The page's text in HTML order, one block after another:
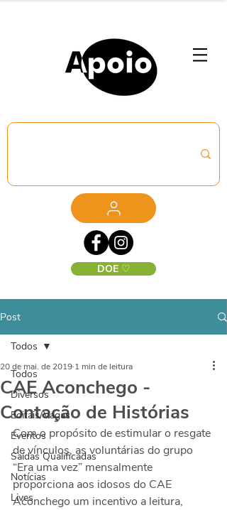
DOE ♡
Post
Todos
Diversos
Editais/Vagas
Eventos
Saídas Qualificadas
Notícias
Lives
Todos
CAE Aconchego -
Contação de Histórias
20 de mai. de 2019 1 min de leitura
Com o propósito de estimular o resgate
de vínculos, as voluntárias do grupo
“Era uma vez” mensalmente
proporciona aos idosos do CAE
Aconchego um incentivo a leitura,